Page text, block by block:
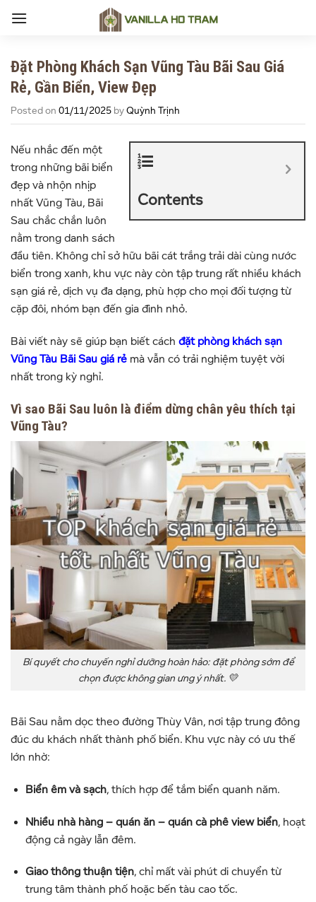
Đặt Phòng Khách Sạn Vũng Tàu Bãi Sau Giá
Rẻ, Gần Biển, View Đẹp
Posted on 01/11/2025 byQuỳnh Trịnh
Contents
Nếu nhắc đến một
trong những bãi biển
đẹp và nhộn nhịp
nhất Vũng Tàu, Bãi
Sau chắc chắn luôn
nằm trong danh sách
đầu tiên. Không chỉ sở hữu bãi cát trắng trải dài cùng nước
biển trong xanh, khu vực này còn tập trung rất nhiều khách
sạn giá rẻ, dịch vụ đa dạng, phù hợp cho mọi đối tượng từ
cặp đôi, nhóm bạn đến gia đình nhỏ.
Bài viết này sẽ giúp bạn biết cách đặt phòng khách sạn
Vũng Tàu Bãi Sau giá rẻ mà vẫn có trải nghiệm tuyệt vời
nhất trong kỳ nghỉ.
Vì sao Bãi Sau luôn là điểm dừng chân yêu thích tại
Vũng Tàu?
Bí quyết cho chuyến nghỉ dưỡng hoàn hảo: đặt phòng sớm để
chọn được không gian ưng ý nhất. 💛
Bãi Sau nằm dọc theo đường Thùy Vân, nơi tập trung đông
đúc du khách nhất thành phố biển. Khu vực này có ưu thế
lớn nhờ:
Biển êm và sạch, thích hợp để tắm biển quanh năm.
Nhiều nhà hàng – quán ăn – quán cà phê view biển, hoạt
động cả ngày lẫn đêm.
Giao thông thuận tiện, chỉ mất vài phút di chuyển từ
trung tâm thành phố hoặc bến tàu cao tốc.